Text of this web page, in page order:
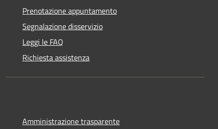
Prenotazione appuntamento
Segnalazione disservizio
Leggi le FAQ
Richiesta assistenza
Amministrazione trasparente